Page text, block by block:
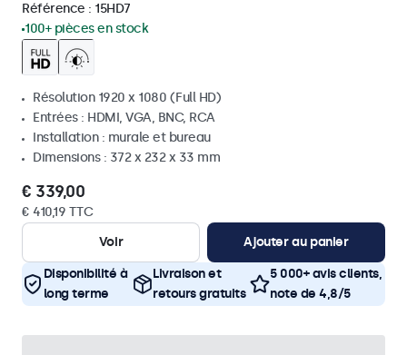
Référence : 15HD7
100+ pièces en stock
Résolution 1920 x 1080 (Full HD)
Entrées : HDMI, VGA, BNC, RCA
Installation : murale et bureau
Dimensions : 372 x 232 x 33 mm
€ 339,00
€ 410,19 TTC
Voir
Ajouter au panier
Disponibilité à
long terme
Livraison et
retours gratuits
5 000+ avis clients,
note de 4,8/5